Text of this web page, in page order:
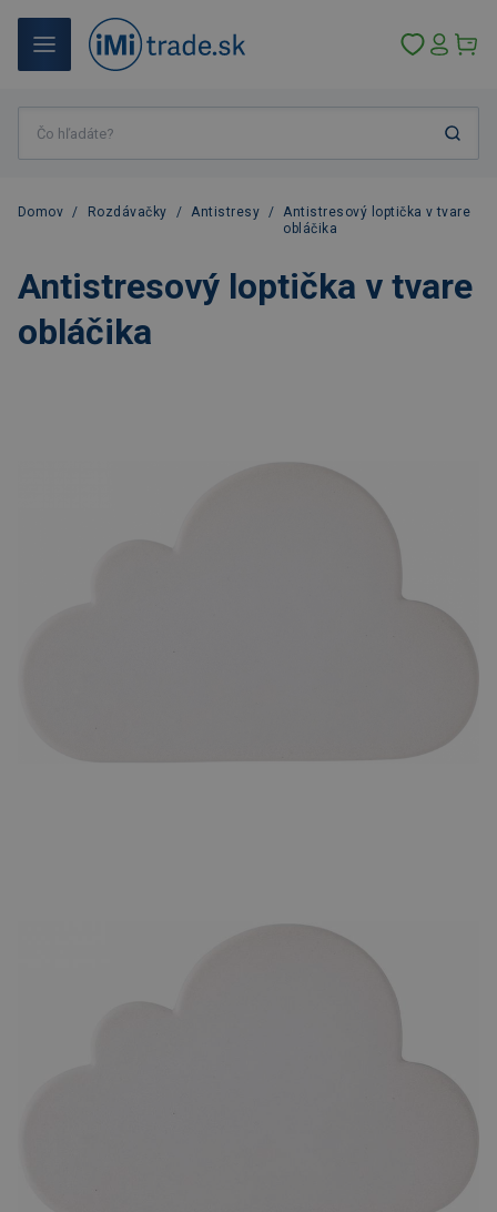
Domov / Rozdávačky / Antistresy /
Antistresový loptička v tvare
obláčika
Antistresový loptička v tvare
obláčika